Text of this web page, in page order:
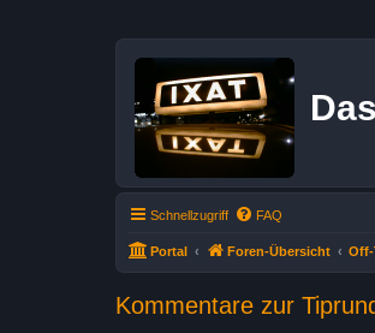
Schnellzugriff FAQ
Portal Foren-Übersicht
Kommentare zur